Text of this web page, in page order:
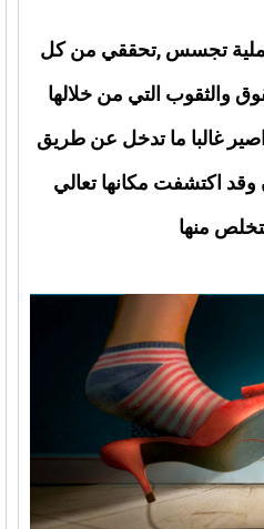
تجسس ,تحققي من كل
والثقوب التي من خلالها
غالبا ما تدخل عن طريق
وقد اكتشفت مكانها تعالي
منها